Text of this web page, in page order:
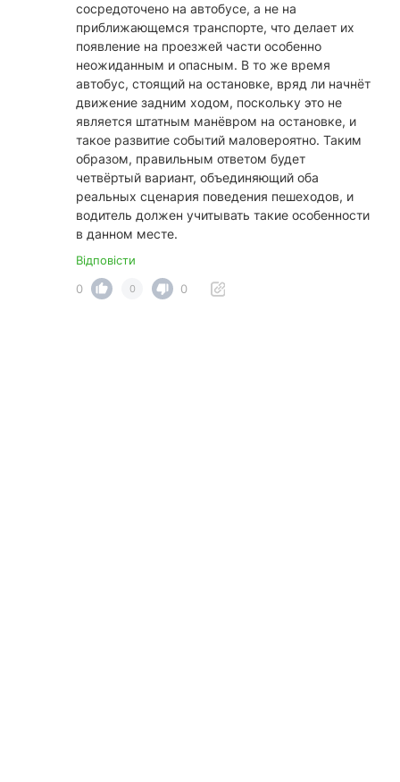
сосредоточено на автобусе, а не на
приближающемся транспорте, что делает их
появление на проезжей части особенно
неожиданным и опасным. В то же время
автобус, стоящий на остановке, вряд ли начнёт
движение задним ходом, поскольку это не
является штатным манёвром на остановке, и
такое развитие событий маловероятно. Таким
образом, правильным ответом будет
четвёртый вариант, объединяющий оба
реальных сценария поведения пешеходов, и
водитель должен учитывать такие особенности
в данном месте.
Відповісти
0
0 0